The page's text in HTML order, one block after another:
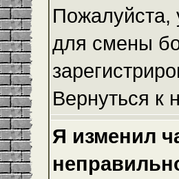
Пожалуйста,
для смены
Вернуться к
Я изменил